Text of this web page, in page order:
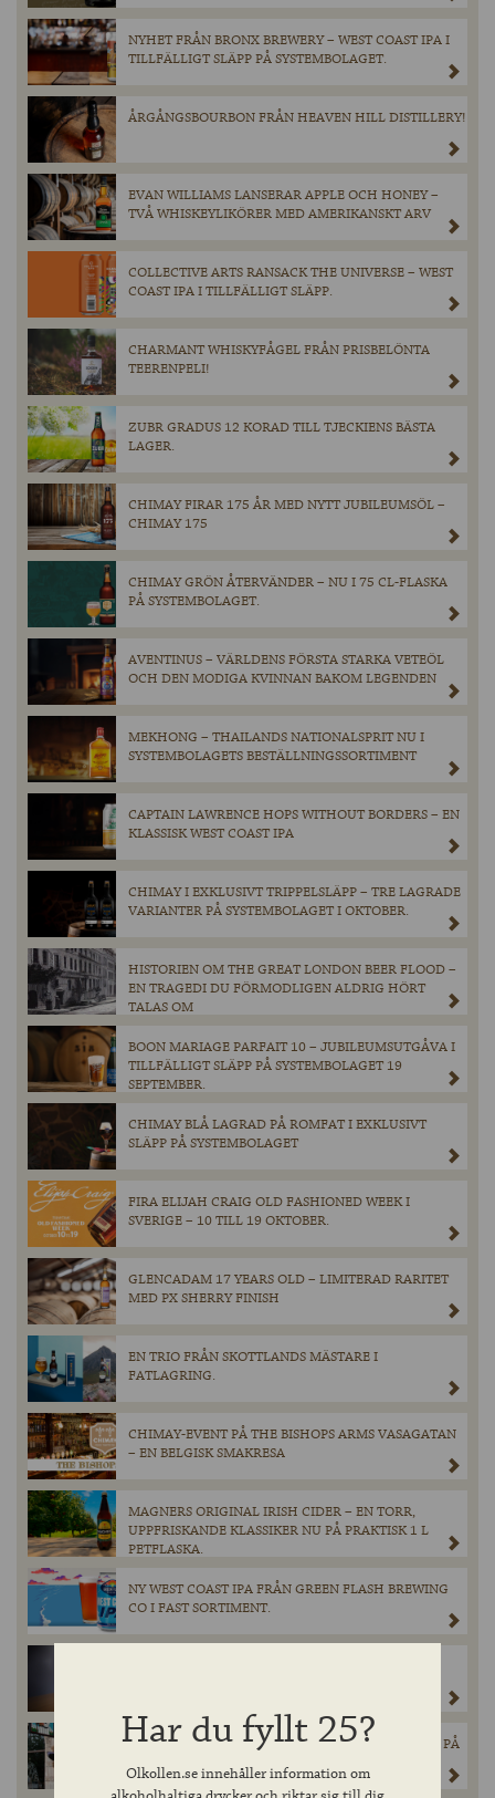
NYHET FRÅN BRONX BREWERY – WEST COAST IPA I
TILLFÄLLIGT SLÄPP PÅ SYSTEMBOLAGET.
ÅRGÅNGSBOURBON FRÅN HEAVEN HILL DISTILLERY!
EVAN WILLIAMS LANSERAR APPLE OCH HONEY –
TVÅ WHISKEYLIKÖRER MED AMERIKANSKT ARV
COLLECTIVE ARTS RANSACK THE UNIVERSE – WEST
COAST IPA I TILLFÄLLIGT SLÄPP.
CHARMANT WHISKYFÅGEL FRÅN PRISBELÖNTA
TEERENPELI!
ZUBR GRADUS 12 KORAD TILL TJECKIENS BÄSTA
LAGER.
CHIMAY FIRAR 175 ÅR MED NYTT JUBILEUMSÖL –
CHIMAY 175
CHIMAY GRÖN ÅTERVÄNDER – NU I 75 CL-FLASKA
PÅ SYSTEMBOLAGET.
AVENTINUS – VÄRLDENS FÖRSTA STARKA VETEÖL
OCH DEN MODIGA KVINNAN BAKOM LEGENDEN
MEKHONG – THAILANDS NATIONALSPRIT NU I
SYSTEMBOLAGETS BESTÄLLNINGSSORTIMENT
CAPTAIN LAWRENCE HOPS WITHOUT BORDERS – EN
KLASSISK WEST COAST IPA
CHIMAY I EXKLUSIVT TRIPPELSLÄPP – TRE LAGRADE
VARIANTER PÅ SYSTEMBOLAGET I OKTOBER.
HISTORIEN OM THE GREAT LONDON BEER FLOOD –
EN TRAGEDI DU FÖRMODLIGEN ALDRIG HÖRT
TALAS OM
BOON MARIAGE PARFAIT 10 – JUBILEUMSUTGÅVA I
TILLFÄLLIGT SLÄPP PÅ SYSTEMBOLAGET 19
SEPTEMBER.
CHIMAY BLÅ LAGRAD PÅ ROMFAT I EXKLUSIVT
SLÄPP PÅ SYSTEMBOLAGET
FIRA ELIJAH CRAIG OLD FASHIONED WEEK I
SVERIGE – 10 TILL 19 OKTOBER.
GLENCADAM 17 YEARS OLD – LIMITERAD RARITET
MED PX SHERRY FINISH
EN TRIO FRÅN SKOTTLANDS MÄSTARE I
FATLAGRING.
CHIMAY-EVENT PÅ THE BISHOPS ARMS VASAGATAN
– EN BELGISK SMAKRESA
MAGNERS ORIGINAL IRISH CIDER – EN TORR,
UPPFRISKANDE KLASSIKER NU PÅ PRAKTISK 1 L
PETFLASKA.
NY WEST COAST IPA FRÅN GREEN FLASH BREWING
CO I FAST SORTIMENT.
NELSON’S REVENGE INTAR SVERIGE – EXKLUSIVT PÅ
12 THE BISHOPS ARMS RUNT OM I SVERIGE
Har du fyllt 25?
Olkollen.se innehåller information om